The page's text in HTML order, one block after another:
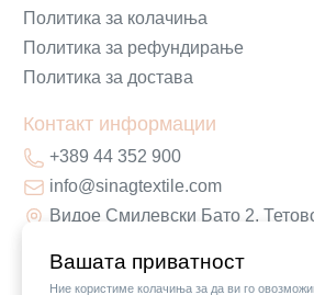
Вашата приватност
Ние користиме колачиња за да ви го
Политика за колачиња
Политика за рефундирање
Политика за достава
Контакт информации
+389 44 352 900
info@sinagtextile.com
Видое Смилевски Бато 2,